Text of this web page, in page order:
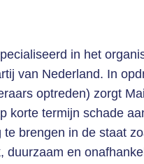
in het
van Nederland. In
optreden) zorgt
korte termijn schade
te brengen in de staat
duurzaam en